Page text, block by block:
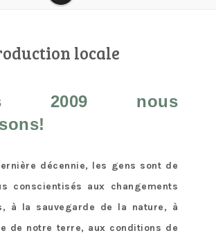
locale
2009 nous
décennie, les gens sont de
conscientisés aux changements
à la sauvegarde de la nature, à
de notre terre, aux conditions de